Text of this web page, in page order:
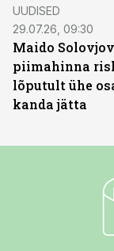
UUDISED
29.07.26, 09:30
Maido
piimahinna
lõputult ühe
kanda jätta